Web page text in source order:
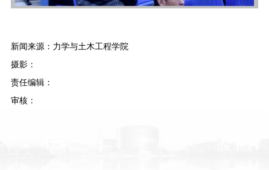
新闻来源：力学与土木工程学院
摄影：
责任编辑：
审核：